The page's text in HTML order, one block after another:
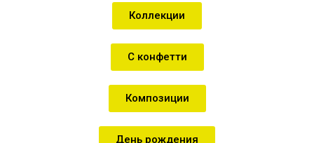
Коллекции
С конфетти
Композиции
День рождения